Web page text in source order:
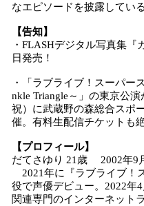
なエピソードを披露している
【告知】
・FLASHデジタル写真集
日発売！
・「ラブライブ！スーパー
nkle Triangle～」の東京公
祝）に武蔵野の森総合スポ
催。有料生配信チケットも
【プロフィール】
だてさゆり 21歳 2002年
2021年に『ラブライブ！
役で声優デビュー。2022年
関連専門のインターネット